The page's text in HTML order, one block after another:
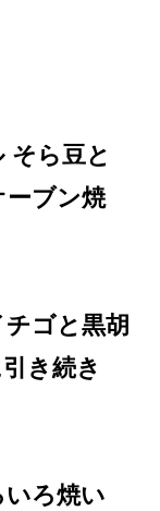
そら豆と
ブン焼
ゴと黒胡
き続き
ろ焼い